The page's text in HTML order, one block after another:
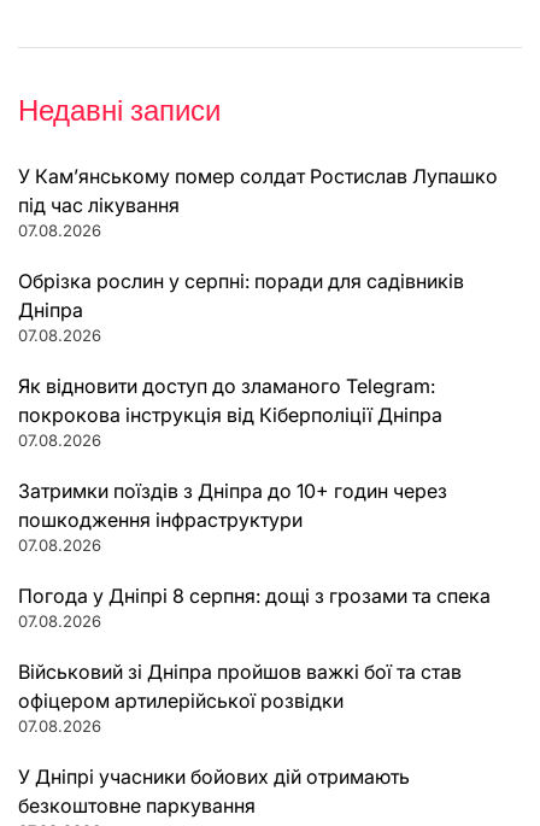
Недавні записи
У Кам’янському помер солдат Ростислав Лупашко
під час лікування
07.08.2026
Обрізка рослин у серпні: поради для садівників
Дніпра
07.08.2026
Як відновити доступ до зламаного Telegram:
покрокова інструкція від Кіберполіції Дніпра
07.08.2026
Затримки поїздів з Дніпра до 10+ годин через
пошкодження інфраструктури
07.08.2026
Погода у Дніпрі 8 серпня: дощі з грозами та спека
07.08.2026
Військовий зі Дніпра пройшов важкі бої та став
офіцером артилерійської розвідки
07.08.2026
У Дніпрі учасники бойових дій отримають
безкоштовне паркування